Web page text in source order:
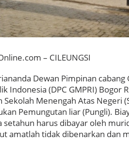
P
u
n
g
l
,
a
k
a
n
D
a
n
– CILEUNGSI
Dewan Pimpinan
Indonesia (DPC GMPRI) Bogor
Sekolah Menengah Atas Negeri
Pemungutan liar (Pungli).
setahun harus dibayar oleh
amatlah tidak dibenarkan dan